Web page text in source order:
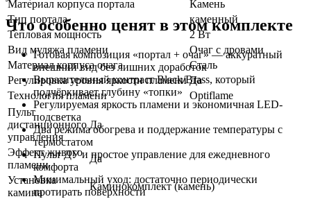
Что особенно ценят в этом комплекте
Готовая композиция «портал + очаг» — аккуратный
внешний вид без лишних доработок
Выразительный контраст Black/Brass, который
подчёркивает глубину «топки»
Регулируемая яркость пламени и экономичная LED-
подсветка
Два режима обогрева и поддержание температуры с
термостатом
Пульт ДУ и простое управление для ежедневного
комфорта
Минимальный уход: достаточно периодически
протирать поверхности
Материал корпуса портала
Камень
Тип портала
каменный
Тепловая мощность
2 Вт
Вид муляжа пламени
Очаг с дровами
Материал корпуса очага
Сталь
Регулировка уровня яркости пламени Да
Технология пламени
Optiflame
Пульт
дистанционного
управления
Да
Эффект живого
пламени
Да
Установка
камина
Каминокомплект (камень)